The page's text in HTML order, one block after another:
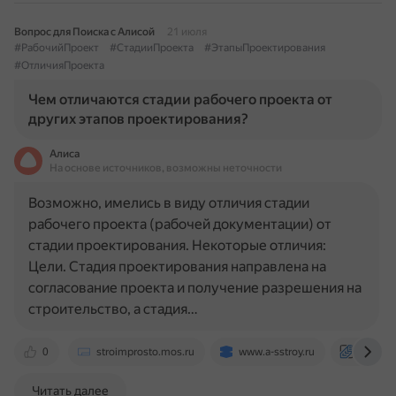
Вопрос для Поиска с Алисой
21 июля
#РабочийПроект
#СтадииПроекта
#ЭтапыПроектирования
#ОтличияПроекта
Чем отличаются стадии рабочего проекта от
других этапов проектирования?
Алиса
На основе источников, возможны неточности
0 stroimprosto.mos.ru www.a-sstroy.ru
Возможно, имелись в виду отличия стадии
рабочего проекта (рабочей документации) от
стадии проектирования. Некоторые отличия:
Цели. Стадия проектирования направлена на
согласование проекта и получение разрешения на
строительство, а стадия…
Читать далее